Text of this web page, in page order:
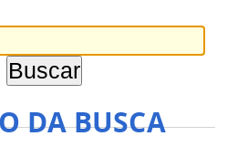
DA BUSCA